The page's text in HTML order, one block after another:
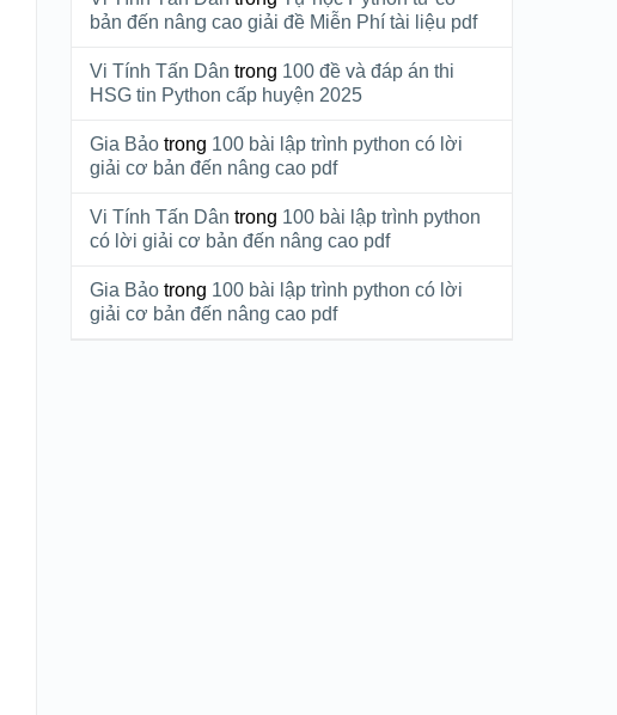
bản đến nâng cao giải đề Miễn Phí tài liệu pdf
Vi Tính Tấn Dân trong 100 đề và đáp án thi
HSG tin Python cấp huyện 2025
Gia Bảo trong 100 bài lập trình python có lời
giải cơ bản đến nâng cao pdf
Vi Tính Tấn Dân trong 100 bài lập trình python
có lời giải cơ bản đến nâng cao pdf
Gia Bảo trong 100 bài lập trình python có lời
giải cơ bản đến nâng cao pdf